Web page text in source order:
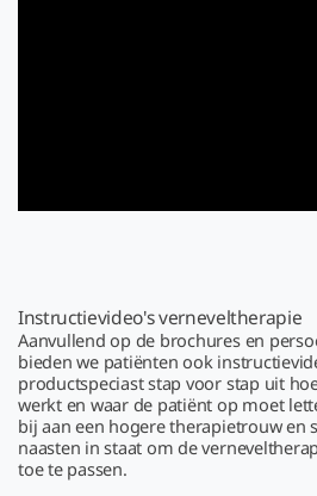
Instructievideo's verneveltherapie
Aanvullend op de brochures en
bieden we patiënten ook
productspeciast stap voor stap uit
werkt en waar de patiënt op moet
bij aan een hogere therapietrouw en
naasten in staat om de
toe te passen.